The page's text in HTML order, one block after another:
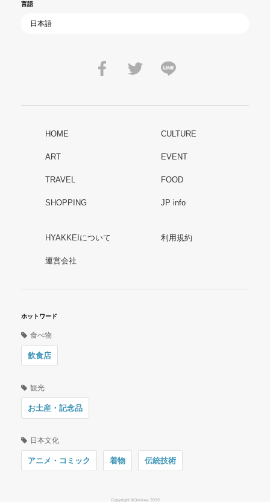
言語
HOME CULTURE
ART EVENT
TRAVEL FOOD
SHOPPING JP info
HYAKKEIについて 利用規約
運営会社
ホットワード
食べ物
飲食店
観光
お土産・記念品
日本文化
アニメ・コミック 着物 伝統技術
Copyright ©Oookey 2019